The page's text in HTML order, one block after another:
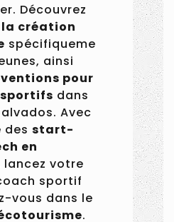
Découvrez
création
spécifiqueme
ainsi
pour
dans
Avec
desstart-
en
lancez votre
sportif
vous dans le
.